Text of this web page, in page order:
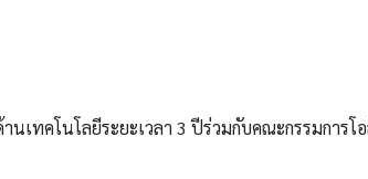
นเทคโนโลยีระยะเวลา 3 ปีร่วมกับคณะกรรมการ